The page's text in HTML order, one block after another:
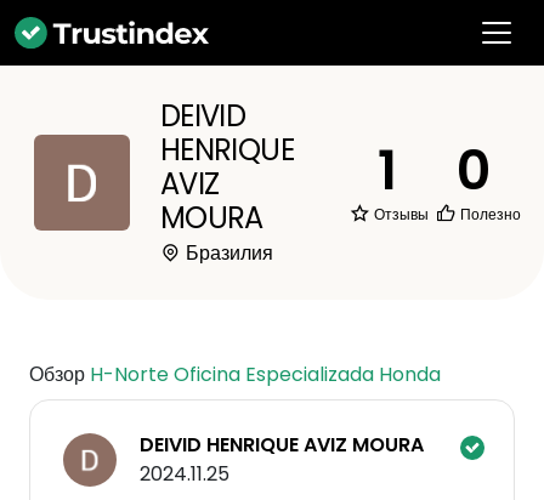
DEIVID
HENRIQUE
AVIZ
MOURA
Бразилия
1
Отзывы
0
Полезно
Обзор H-Norte Oficina Especializada Honda
DEIVID HENRIQUE AVIZ MOURA
2024.11.25